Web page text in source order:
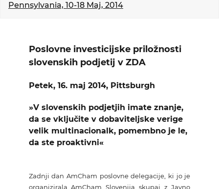
O NAS
NOVICE
GALERIJA
Pennsylvania, 10-18 Maj, 2014
Poslovne investicijske priložnosti
slovenskih podjetij v ZDA
Petek, 16. maj 2014, Pittsburgh
»V slovenskih podjetjih imate znanje,
da se vključite v dobaviteljske verige
velik multinacionalk, pomembno je le,
da ste proaktivni«
Zadnji dan AmCham poslovne delegacije, ki jo je
organizirala AmCham Slovenija skupaj z Javno